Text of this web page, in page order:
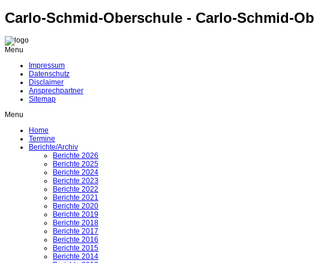
Carlo-Schmid-Oberschule - Carlo-Schmid-
Menu
Impressum
Datenschutz
Disclaimer
Ansprechpartner
Sitemap
Menu
Home
Termine
Berichte/Archiv
Berichte 2026
Berichte 2025
Berichte 2024
Berichte 2023
Berichte 2022
Berichte 2021
Berichte 2020
Berichte 2019
Berichte 2018
Berichte 2017
Berichte 2016
Berichte 2015
Berichte 2014